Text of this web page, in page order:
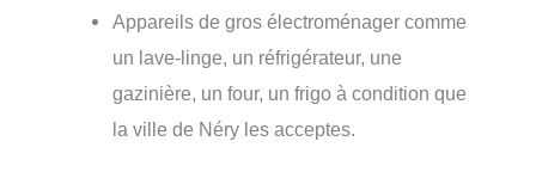
Appareils de gros électroménager comme
un lave-linge, un réfrigérateur, une
gazinière, un four, un frigo à condition que
la ville de Néry les acceptes.